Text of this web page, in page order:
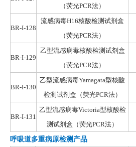
（荧光PCR法）
BR-I-128
流感病毒H16核酸检测试剂盒
（荧光PCR法）
BR-I-129
乙型流感病毒核酸检测试剂盒
（荧光PCR法）
BR-I-130
乙型流感病毒Yamagata型核酸
检测试剂盒 （荧光PCR法）
BR-I-131
乙型流感病毒Victoria型核酸检
测试剂盒 （荧光PCR法）
呼吸道多重病原检测产品